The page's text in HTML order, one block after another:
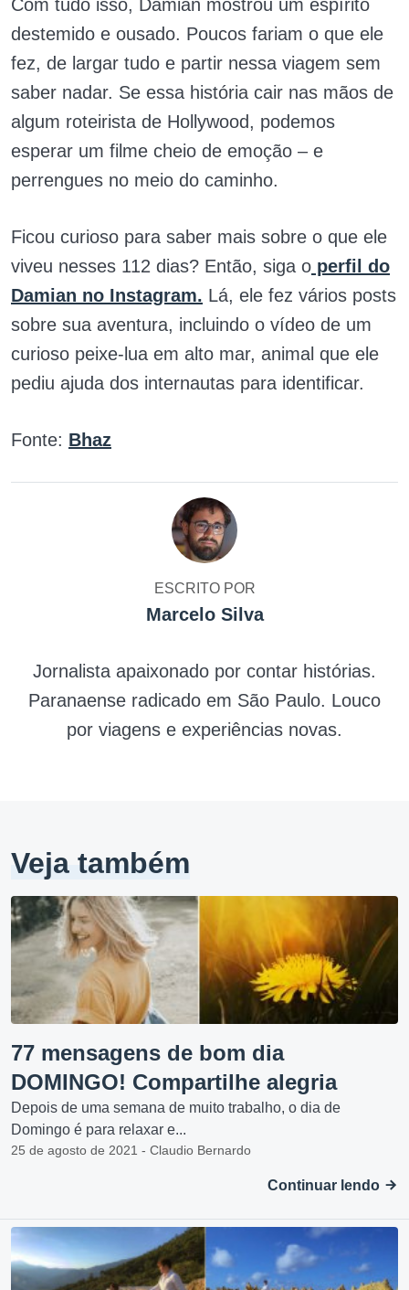
Com tudo isso, Damian mostrou um espírito
destemido e ousado. Poucos fariam o que ele
fez, de largar tudo e partir nessa viagem sem
saber nadar. Se essa história cair nas mãos de
algum roteirista de Hollywood, podemos
esperar um filme cheio de emoção – e
perrengues no meio do caminho.
Ficou curioso para saber mais sobre o que ele
viveu nesses 112 dias? Então, siga o perfil do
Damian no Instagram. Lá, ele fez vários posts
sobre sua aventura, incluindo o vídeo de um
curioso peixe-lua em alto mar, animal que ele
pediu ajuda dos internautas para identificar.
Fonte: Bhaz
ESCRITO POR
Marcelo Silva
Jornalista apaixonado por contar histórias.
Paranaense radicado em São Paulo. Louco
por viagens e experiências novas.
Veja também
77 mensagens de bom dia
DOMINGO! Compartilhe alegria
Depois de uma semana de muito trabalho, o dia de
Domingo é para relaxar e...
25 de agosto de 2021 - Claudio Bernardo
Continuar lendo